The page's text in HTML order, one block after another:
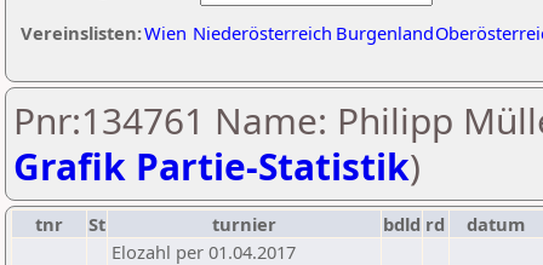
Vereinslisten:Wien Niederösterreich Burgenland
Pnr:134761 Name: Philipp
Grafik Partie-Statistik)
tnr St turnier bdld rd
datum
Elozahl per 01.04.2017